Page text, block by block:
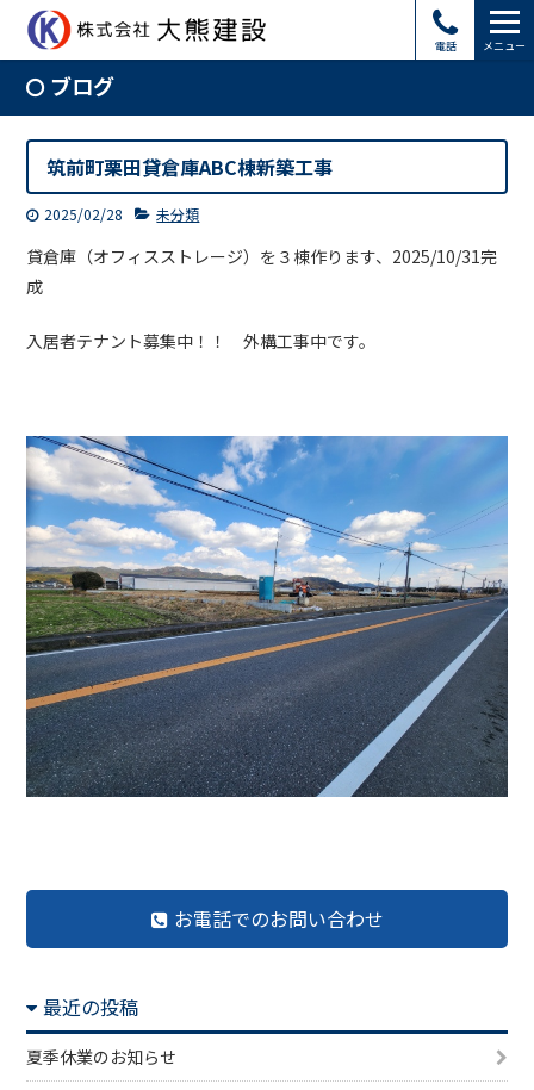
電話 メニュー
ブログ
筑前町栗田貸倉庫ABC棟新築工事
2025/02/28 未分類
貸倉庫（オフィスストレージ）を３棟作ります、2025/10/31完
成
入居者テナント募集中！！ 外構工事中です。
お電話でのお問い合わせ
最近の投稿
夏季休業のお知らせ